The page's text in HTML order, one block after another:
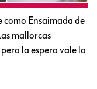
como Ensaimada de
mallorcas
la espera vale la